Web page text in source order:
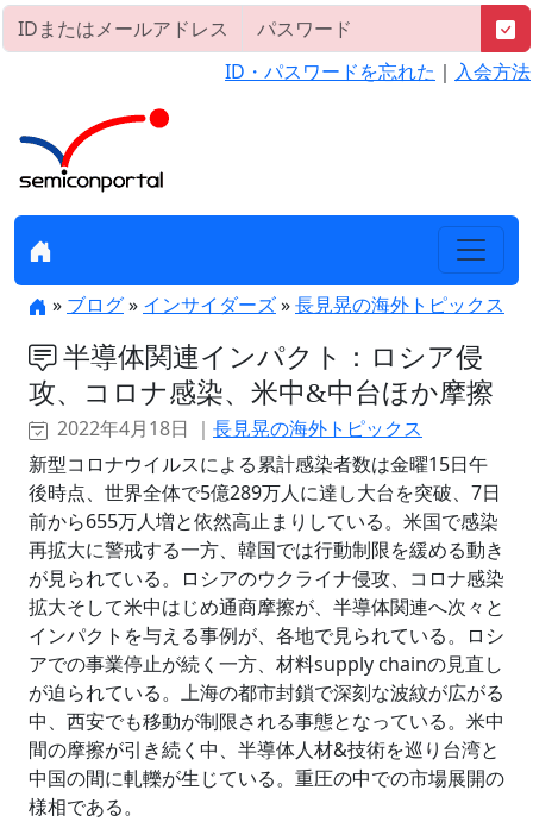
ID・パスワードを忘れた ｜ 入会方法
» ブログ» インサイダーズ»長見晃の海外トピックス
半導体関連インパクト：ロシア侵
攻、コロナ感染、米中&中台ほか摩擦
2022年4月18日 ｜ 長見晃の海外トピックス
新型コロナウイルスによる累計感染者数は金曜15日午
後時点、世界全体で5億289万人に達し大台を突破、7日
前から655万人増と依然高止まりしている。米国で感染
再拡大に警戒する一方、韓国では行動制限を緩める動き
が見られている。ロシアのウクライナ侵攻、コロナ感染
拡大そして米中はじめ通商摩擦が、半導体関連へ次々と
インパクトを与える事例が、各地で見られている。ロシ
アでの事業停止が続く一方、材料supply chainの見直し
が迫られている。上海の都市封鎖で深刻な波紋が広がる
中、西安でも移動が制限される事態となっている。米中
間の摩擦が引き続く中、半導体人材&技術を巡り台湾と
中国の間に軋轢が生じている。重圧の中での市場展開の
様相である。